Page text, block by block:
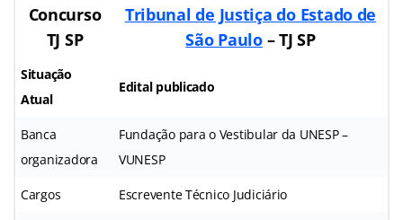
Concurso
TJ SP
Tribunal de Justiça do Estado de
São Paulo– TJ SP
Situação
Atual
Edital publicado
Banca
organizadora
Fundação para o Vestibular da UNESP –
VUNESP
Cargos Escrevente Técnico Judiciário